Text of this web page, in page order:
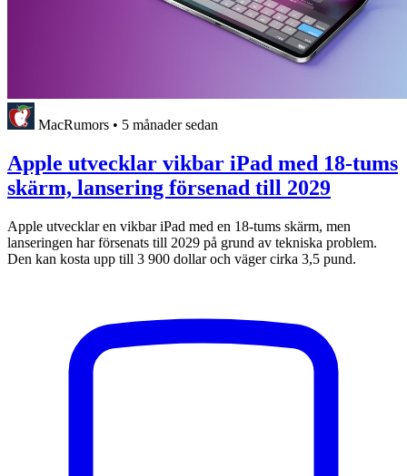
MacRumors • 5 månader sedan
Apple utvecklar vikbar iPad med 18-tums
skärm, lansering försenad till 2029
Apple utvecklar en vikbar iPad med en 18-tums skärm, men
lanseringen har försenats till 2029 på grund av tekniska problem.
Den kan kosta upp till 3 900 dollar och väger cirka 3,5 pund.